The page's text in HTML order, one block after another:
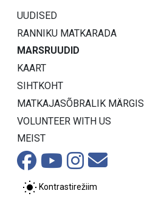
UUDISED
RANNIKU MATKARADA
MARSRUUDID
KAART
SIHTKOHT
MATKAJASÕBRALIK MÄRGIS
VOLUNTEER WITH US
MEIST
Kontrastirežiim